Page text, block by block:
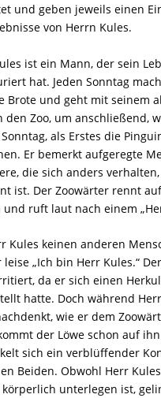
und geben jeweils einen
von Herrn Kules.
ist ein Mann, der sein
hat. Jeden Sonntag
Brote und geht mit seinem
den Zoo, um anschließend,
als Erstes die
Er bemerkt aufgeregte
die sich anders
ist. Der Zoowärter rennt
und ruft laut nach einem
Kules keinen anderen
leise „Ich bin Herr Kules.“
da er sich einen
hatte. Doch während
wie er dem
der Löwe schon auf ihn
sich ein verblüffender
Beiden. Obwohl Herr
körperlich unterlegen ist,